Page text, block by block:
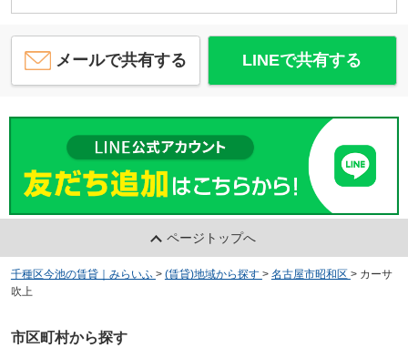
メールで共有する LINEで共有する
ページトップへ
千種区今池の賃貸｜みらいふ > (賃貸)地域から探す > 名古屋市昭和区 > カーサ
吹上
市区町村から探す